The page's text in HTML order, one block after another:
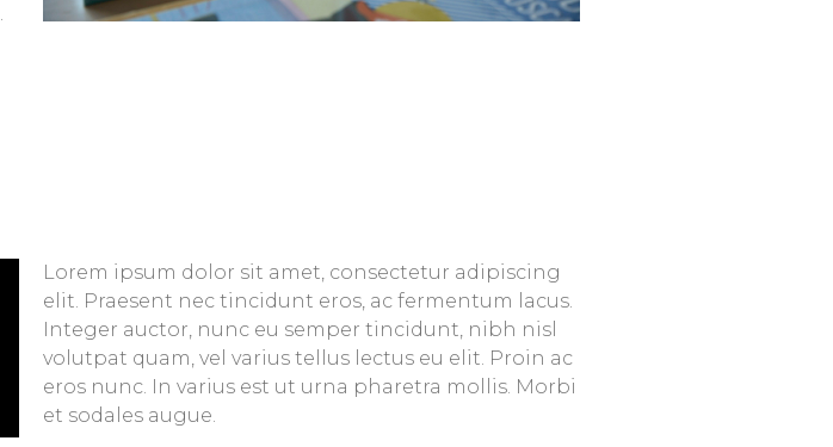
Lorem ipsum dolor sit amet, consectetur adipiscing
elit. Praesent nec tincidunt eros, ac fermentum lacus.
Integer auctor, nunc eu semper tincidunt, nibh nisl
volutpat quam, vel varius tellus lectus eu elit. Proin ac
eros nunc. In varius est ut urna pharetra mollis. Morbi
et sodales augue.